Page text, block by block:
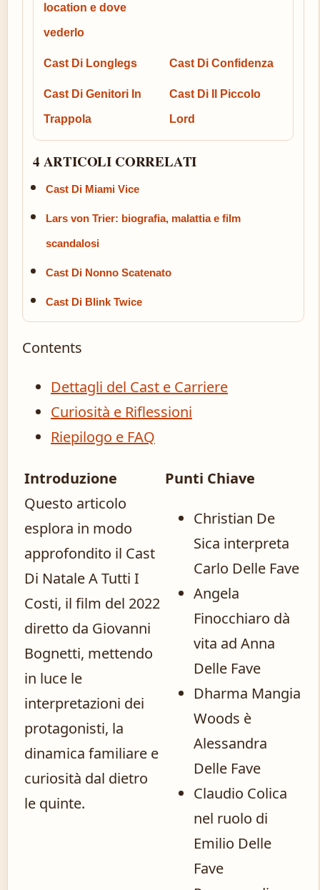
location e dove
vederlo
Cast Di Longlegs Cast Di Confidenza
Cast Di Genitori In
Trappola
Cast Di Il Piccolo
Lord
4 ARTICOLI CORRELATI
Cast Di Miami Vice
Lars von Trier: biografia, malattia e film
scandalosi
Cast Di Nonno Scatenato
Cast Di Blink Twice
Contents
Dettagli del Cast e Carriere
Curiosità e Riflessioni
Riepilogo e FAQ
Introduzione
Questo articolo
esplora in modo
approfondito il Cast
Di Natale A Tutti I
Costi, il film del 2022
diretto da Giovanni
Bognetti, mettendo
in luce le
interpretazioni dei
protagonisti, la
dinamica familiare e
curiosità dal dietro
le quinte.
Punti Chiave
Christian De
Sica interpreta
Carlo Delle Fave
Angela
Finocchiaro dà
vita ad Anna
Delle Fave
Dharma Mangia
Woods è
Alessandra
Delle Fave
Claudio Colica
nel ruolo di
Emilio Delle
Fave